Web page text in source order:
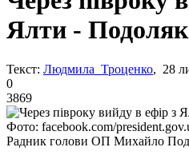
Ялти - Подоляк
Текст: Людмила Троценко, 28
0
3869
Фото: facebook.com/
Радник голови ОП Михайло